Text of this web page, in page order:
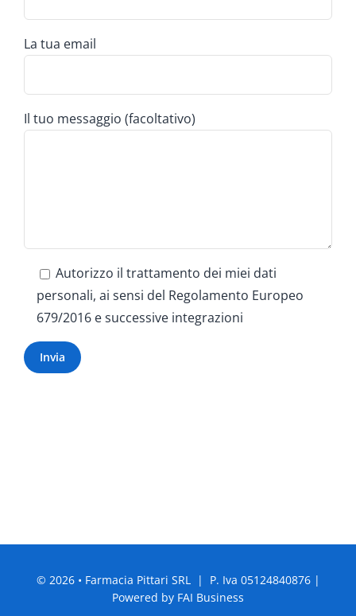
La tua email
Il tuo messaggio (facoltativo)
Autorizzo il trattamento dei miei dati
personali, ai sensi del Regolamento Europeo
679/2016 e successive integrazioni
© 2026 • Farmacia Pittari SRL | P. Iva 05124840876 |
Powered by FAI Business